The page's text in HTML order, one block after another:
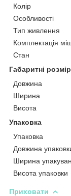
Колір
Особливості
Тип живлення
Комплектація
Стан
Габаритні
Довжина
Ширина
Висота
Упаковка
Упаковка
Довжина
Ширина
Висота упаковки
Приховати